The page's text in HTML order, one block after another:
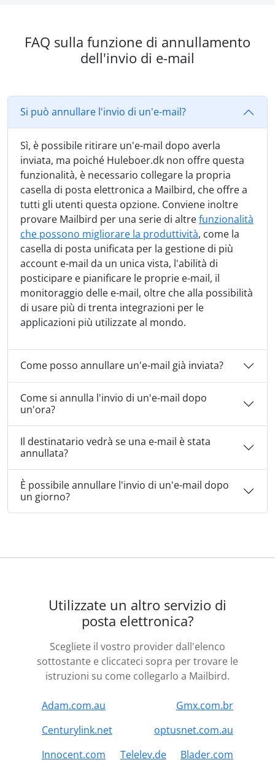
FAQ sulla funzione di annullamento
dell'invio di e-mail
Si può annullare l'invio di un'e-mail?
Sì, è possibile ritirare un'e-mail dopo averla
inviata, ma poiché Huleboer.dk non offre questa
funzionalità, è necessario collegare la propria
casella di posta elettronica a Mailbird, che offre a
tutti gli utenti questa opzione. Conviene inoltre
provare Mailbird per una serie di altrefunzionalità
che possono migliorare la produttività, come la
casella di posta unificata per la gestione di più
account e-mail da un unica vista, l'abilità di
posticipare e pianificare le proprie e-mail, il
monitoraggio delle e-mail, oltre che alla possibilità
di usare più di trenta integrazioni per le
applicazioni più utilizzate al mondo.
Come posso annullare un'e-mail già inviata?
Come si annulla l'invio di un'e-mail dopo
un'ora?
Il destinatario vedrà se una e-mail è stata
annullata?
È possibile annullare l'invio di un'e-mail dopo
un giorno?
Utilizzate un altro servizio di
posta elettronica?
Scegliete il vostro provider dall'elenco
sottostante e cliccateci sopra per trovare le
istruzioni su come collegarlo a Mailbird.
Adam.com.au
Gmx.com.br
Centurylink.net
optusnet.com.au
Innocent.com
Telelev.de Blader.com